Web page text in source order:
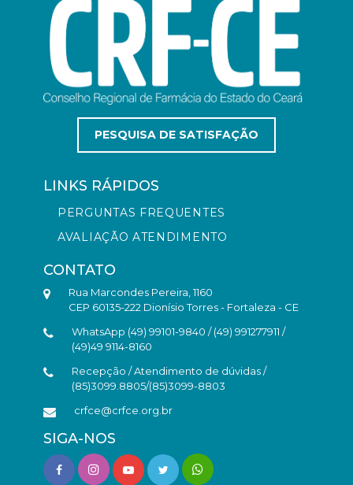
PESQUISA DE SATISFAÇÃO
LINKS RÁPIDOS
PERGUNTAS FREQUENTES
AVALIAÇÃO ATENDIMENTO
CONTATO
Rua Marcondes Pereira, 1160
CEP 60135-222 Dionísio Torres - Fortaleza - CE
WhatsApp (49) 99101-9840 / (49) 991277911 /
(49)49 9114-8160
Recepção / Atendimento de dúvidas /
(85)3099.8805/(85)3099-8803
crfce@crfce.org.br
SIGA-NOS